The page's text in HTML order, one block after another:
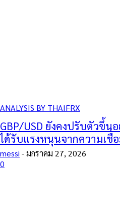
ANALYSIS BY THAIFRX
GBP/USD ยังคงปรับตัวขึ้น
ได้รับแรงหนุนจากความเชื่
messi -มกราคม 27, 2026
0